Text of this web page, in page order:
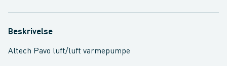
Beskrivelse
Altech Pavo luft/luft varmepumpe